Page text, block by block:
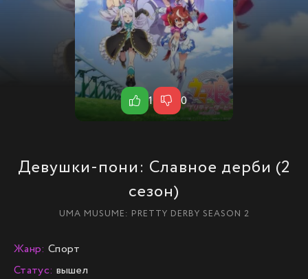
Девушки-пони: Славное дерби (2
сезон)
UMA MUSUME: PRETTY DERBY SEASON 2
1 0
Жанр: Спорт
Статус: вышел